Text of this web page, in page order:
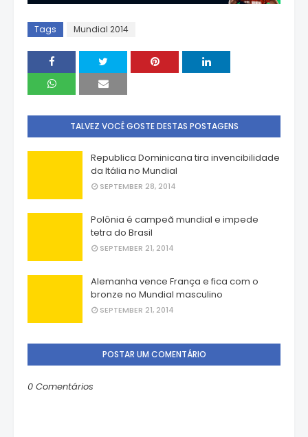
Tags Mundial 2014
TALVEZ VOCÊ GOSTE DESTAS POSTAGENS
Republica Dominicana tira invencibilidade
da Itália no Mundial
SEPTEMBER 28, 2014
Polônia é campeã mundial e impede
tetra do Brasil
SEPTEMBER 21, 2014
Alemanha vence França e fica com o
bronze no Mundial masculino
SEPTEMBER 21, 2014
POSTAR UM COMENTÁRIO
0 Comentários